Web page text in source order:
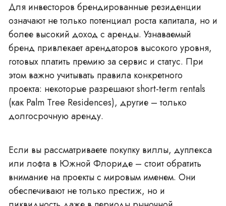
Для инвесторов брендированные резиденции
означают не только потенциал роста капитала, но и
более высокий доход с аренды. Узнаваемый
бренд привлекает арендаторов высокого уровня,
готовых платить премию за сервис и статус. При
этом важно учитывать правила конкретного
проекта: некоторые разрешают short-term rentals
(как Palm Tree Residences), другие – только
долгосрочную аренду.
Если вы рассматриваете покупку виллы, дуплекса
или лофта в Южной Флориде – стоит обратить
внимание на проекты с мировым именем. Они
обеспечивают не только престиж, но и